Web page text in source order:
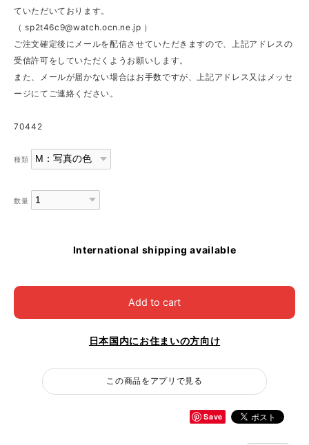
ていただいております。
（sp2t46c9@watch.ocn.ne.jp ）
ご注文確定後にメールを配信させていただきますので、上記アドレスの
受信許可をしていただくようお願いします。
また、メールが届かない場合はお手数ですが、上記アドレス又はメッセ
ージにてご連絡ください。
70442
種類
数量
International shipping available
Add to cart
日本国内にお住まいの方向け
この商品をアプリで見る
Save